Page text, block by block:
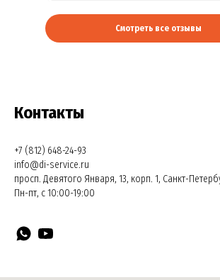
Смотреть все отзывы
Контакты
+7 (812) 648-24-93
info@di-service.ru
просп. Девятого Января, 13, корп. 1, Санкт-
Пн-пт, с 10:00-19:00